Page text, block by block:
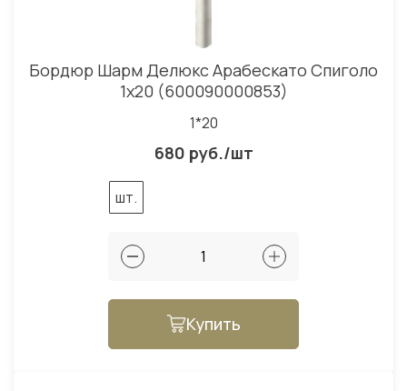
Бордюр Шарм Делюкс Арабескато Спиголо
1x20 (600090000853)
1*20
680 руб./шт
шт.
Купить